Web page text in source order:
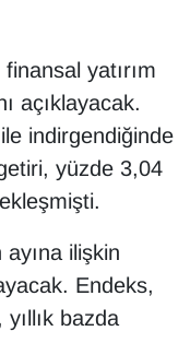
yatırım
açıklayacak.
indirgendiğinde
yüzde 3,04
ilişkin
Endeks,
bazda